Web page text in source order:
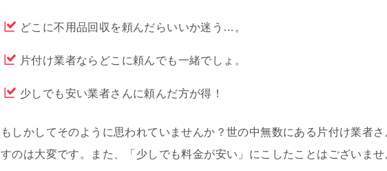
どこに不用品回収を頼んだらいいか迷う…。
片付け業者ならどこに頼んでも一緒でしょ。
少しでも安い業者さんに頼んだ方が得！
もしかしてそのように思われていませんか？世の中無数にある片付け業者
すのは大変です。また、「少しでも料金が安い」にこしたことはございませ